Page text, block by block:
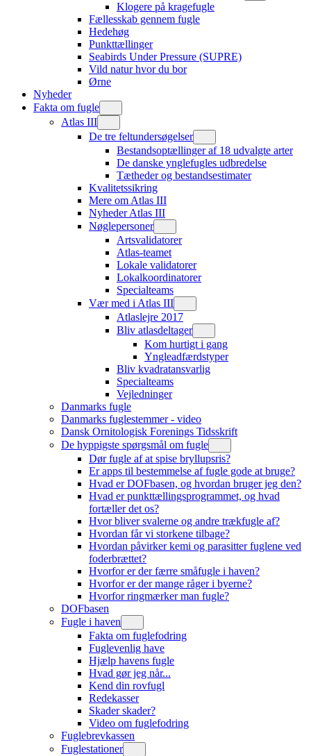
Klogere på kragefugle
Fællesskab gennem fugle
Hedehøg
Punkttællinger
Seabirds Under Pressure (SUPRE)
Vild natur hvor du bor
Ørne
Nyheder
Fakta om fugle
Atlas III
De tre feltundersøgelser
Bestandsoptællinger af 18 udvalgte arter
De danske ynglefugles udbredelse
Tætheder og bestandsestimater
Kvalitetssikring
Mere om Atlas III
Nyheder Atlas III
Nøglepersoner
Artsvalidatorer
Atlas-teamet
Lokale validatorer
Lokalkoordinatorer
Specialteams
Vær med i Atlas III
Atlaslejre 2017
Bliv atlasdeltager
Kom hurtigt i gang
Yngleadfærdstyper
Bliv kvadratansvarlig
Specialteams
Vejledninger
Danmarks fugle
Danmarks fuglestemmer - video
Dansk Ornitologisk Forenings Tidsskrift
De hyppigste spørgsmål om fugle
Dør fugle af at spise bryllupsris?
Er apps til bestemmelse af fugle gode at bruge?
Hvad er DOFbasen, og hvordan bruger jeg den?
Hvad er punkttællingsprogrammet, og hvad
fortæller det os?
Hvor bliver svalerne og andre trækfugle af?
Hvordan får vi storkene tilbage?
Hvordan påvirker kemi og parasitter fuglene ved
foderbrættet?
Hvorfor er der færre småfugle i haven?
Hvorfor er der mange råger i byerne?
Hvorfor ringmærker man fugle?
DOFbasen
Fugle i haven
Fakta om fuglefodring
Fuglevenlig have
Hjælp havens fugle
Hvad gør jeg når...
Kend din rovfugl
Redekasser
Skader skader?
Video om fuglefodring
Fuglebrevkassen
Fuglestationer